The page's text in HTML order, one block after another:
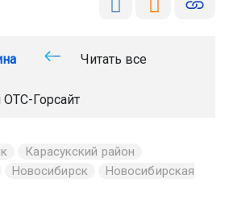
Читать все
ОТС-Горсайт
Карасукский район
Новосибирск
Новосибирская